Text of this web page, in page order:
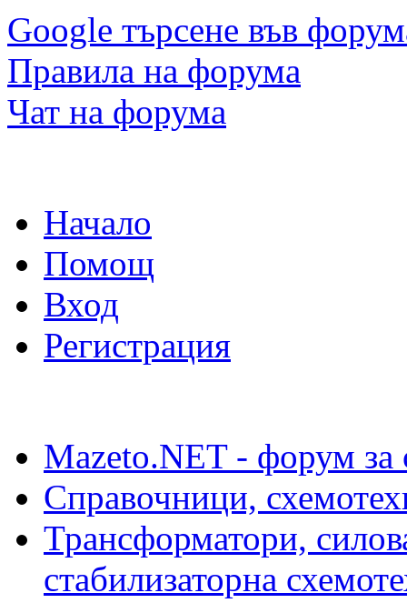
Google търсене във
Правила на форума
Чат на форума
Начало
Помощ
Вход
Регистрация
Mazeto.NET - форум за
Справочници,
Трансформатори,
стабилизаторна